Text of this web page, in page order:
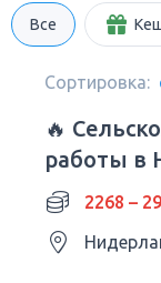
Все
Сортировка:
🔥
работы в
2268 –